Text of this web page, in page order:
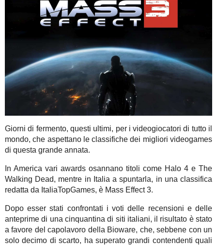
Giorni di fermento, questi ultimi, per i videogiocatori di tutto il
mondo, che aspettano le classifiche dei migliori videogames
di questa grande annata.
In America vari awards osannano titoli come Halo 4 e The
Walking Dead, mentre in Italia a spuntarla, in una classifica
redatta da ItaliaTopGames, è Mass Effect 3.
Dopo esser stati confrontati i voti delle recensioni e delle
anteprime di una cinquantina di siti italiani, il risultato è stato
a favore del capolavoro della Bioware, che, sebbene con un
solo decimo di scarto, ha superato grandi contendenti quali